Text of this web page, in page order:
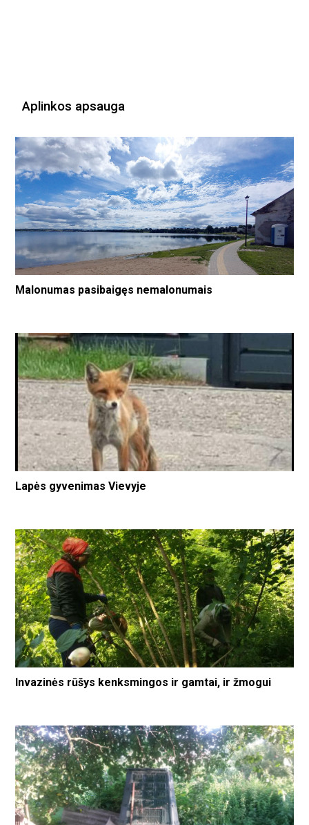
Aplinkos apsauga
Malonumas pasibaigęs nemalonumais
Lapės gyvenimas Vievyje
Invazinės rūšys kenksmingos ir gamtai, ir žmogui